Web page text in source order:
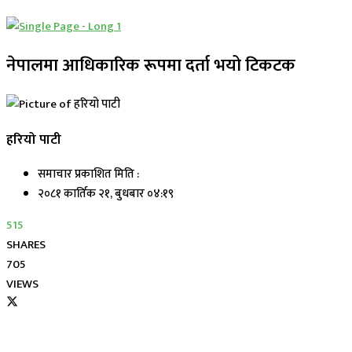
नेपालमा आधिकारिक रूपमा दर्ता भयो टिकटक
हरियो पाटी
समाचार प्रकाशित मिति :
२०८१ कार्तिक २१, बुधबार ०४:१९
515
SHARES
705
VIEWS